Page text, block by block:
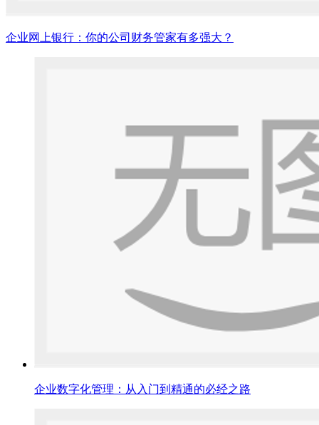
企业网上银行：你的公司财务管家有多强大？
企业数字化管理：从入门到精通的必经之路